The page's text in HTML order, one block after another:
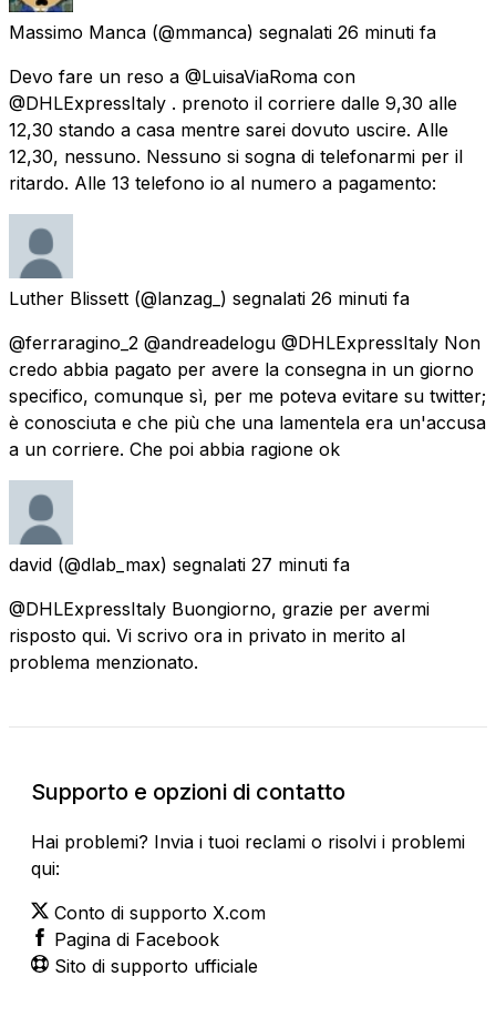
Massimo Manca (@mmanca) segnalati 26 minuti fa
Devo fare un reso a @LuisaViaRoma con
@DHLExpressItaly . prenoto il corriere dalle 9,30 alle
12,30 stando a casa mentre sarei dovuto uscire. Alle
12,30, nessuno. Nessuno si sogna di telefonarmi per il
ritardo. Alle 13 telefono io al numero a pagamento:
Luther Blissett (@lanzag_) segnalati 26 minuti fa
@ferraragino_2 @andreadelogu @DHLExpressItaly Non
credo abbia pagato per avere la consegna in un giorno
specifico, comunque sì, per me poteva evitare su twitter;
è conosciuta e che più che una lamentela era un'accusa
a un corriere. Che poi abbia ragione ok
david (@dlab_max) segnalati 27 minuti fa
@DHLExpressItaly Buongiorno, grazie per avermi
risposto qui. Vi scrivo ora in privato in merito al
problema menzionato.
Supporto e opzioni di contatto
Hai problemi? Invia i tuoi reclami o risolvi i problemi
qui:
Conto di supporto X.com
Pagina di Facebook
Sito di supporto ufficiale